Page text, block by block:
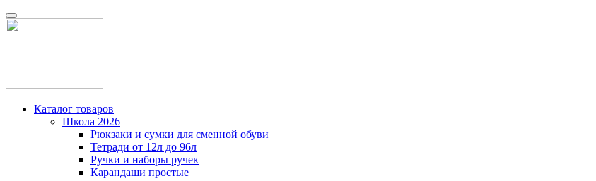
Каталог товаров
Школа 2026
Рюкзаки и сумки для сменной обуви
Тетради от 12л до 96л
Ручки и наборы ручек
Карандаши простые